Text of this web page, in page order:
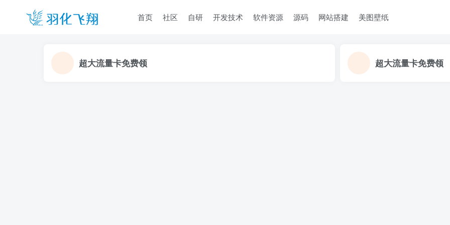
首页 社区 自研 开发技术 软件资源 源码 网站搭建 美图壁纸
超大流量卡免费领 超大流量卡免费领